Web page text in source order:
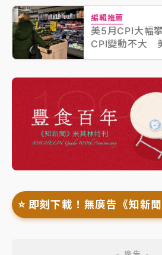
編輯推薦
美5月CPI大幅
CPI變動不大
⭐️ 即刻下載！無廣告《知新